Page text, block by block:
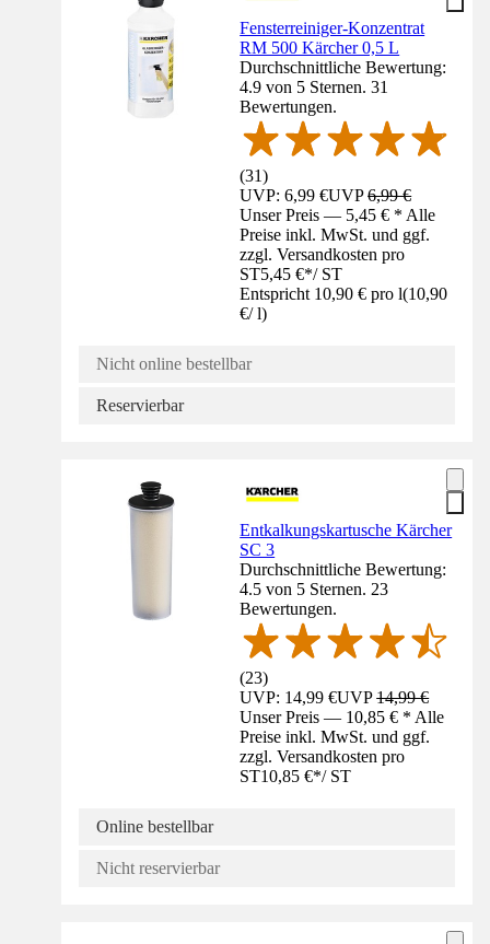
Fensterreiniger-Konzentrat
RM 500 Kärcher 0,5 L
Durchschnittliche Bewertung:
4.9 von 5 Sternen. 31
Bewertungen.
(31)
UVP: 6,99 €UVP6,99 €
Unser Preis — 5,45 € * Alle
Preise inkl. MwSt. und ggf.
zzgl. Versandkosten pro
ST5,45 €*/ ST
Entspricht 10,90 € pro l(10,90
€/ l)
Nicht online bestellbar
Reservierbar
Entkalkungskartusche Kärcher
SC 3
Durchschnittliche Bewertung:
4.5 von 5 Sternen. 23
Bewertungen.
(23)
UVP: 14,99 €UVP14,99 €
Unser Preis — 10,85 € * Alle
Preise inkl. MwSt. und ggf.
zzgl. Versandkosten pro
ST10,85 €*/ ST
Online bestellbar
Nicht reservierbar